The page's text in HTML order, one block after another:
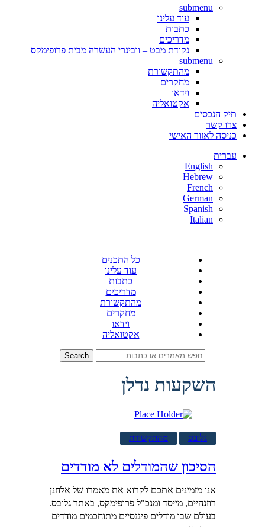
submenu
עוד עלינו
כתבות
מדריכים
נקודת מבט – וובינרי העשרה מבית פרופימקס
submenu
מהתקשורת
מחקרים
וידאו
אקטואליה
תיק הנכסים
צרו קשר
כניסה לאזור האישי
עברית
English
Hebrew
French
German
Spanish
Italian
כל התכנים
עוד עלינו
כתבות
מדריכים
מהתקשורת
מחקרים
וידאו
אקטואליה
Search
השקעות נדלן
גלובס מהתקשורת
הסיכון שהמודלים לא מודדים
אנו מזמינים אתכם לקרוא את מאמרו של אלחנן
רוזנהיים, מייסד ומנכ"ל פרופימקס, באתר גלובס.
בעולם שבו מודלים פיננסיים מתוחכמים מודדים